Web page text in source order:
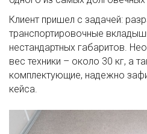
Клиент пришел с задачей:
транспортировочные
нестандартных габаритов.
вес техники – около 30 кг, а
комплектующие, надежно
кейса.